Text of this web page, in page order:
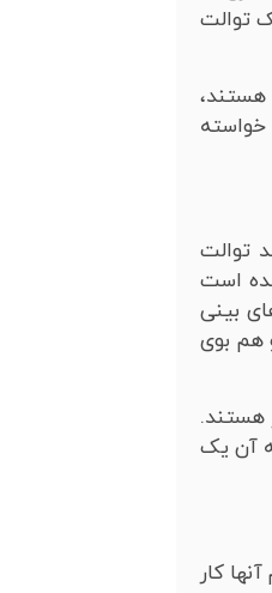
توالت
هستند،
رویداد خواسته
توالت
است
بینی
هم بوی
هستند.
آن یک
کار